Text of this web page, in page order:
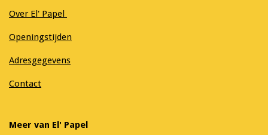
Over El' Papel
Openingstijden
Adresgegevens
Contact
Meer van El' Papel